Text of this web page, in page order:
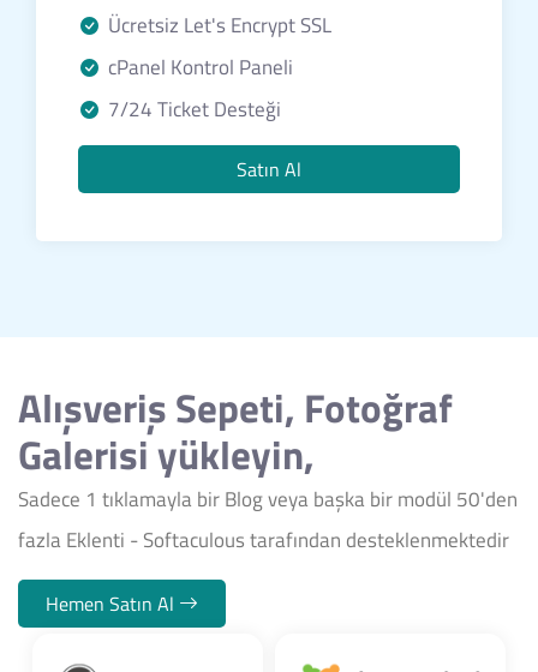
Ücretsiz Let's Encrypt SSL
cPanel Kontrol Paneli
7/24 Ticket Desteği
Satın Al
Alışveriş Sepeti, Fotoğraf
Galerisi yükleyin,
Sadece 1 tıklamayla bir Blog veya başka bir modül 50'den
fazla Eklenti - Softaculous tarafından desteklenmektedir
Hemen Satın Al